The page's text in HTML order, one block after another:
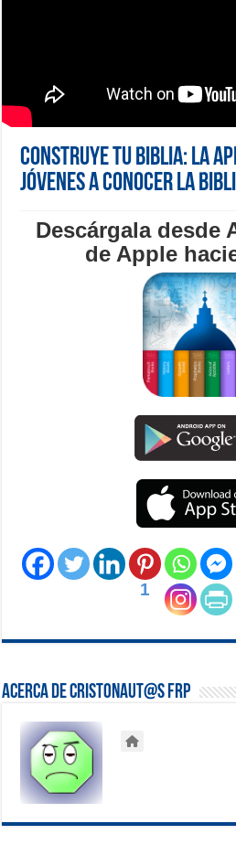
Construye tu Biblia: La
jóvenes a conocer la
Descárgala desde
de Apple
1
Acerca de Cristonaut@s FRP